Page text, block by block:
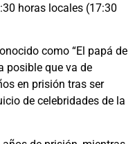
horas locales (17:30
como “El papá de
posible que va de
en prisión tras ser
de celebridades de la